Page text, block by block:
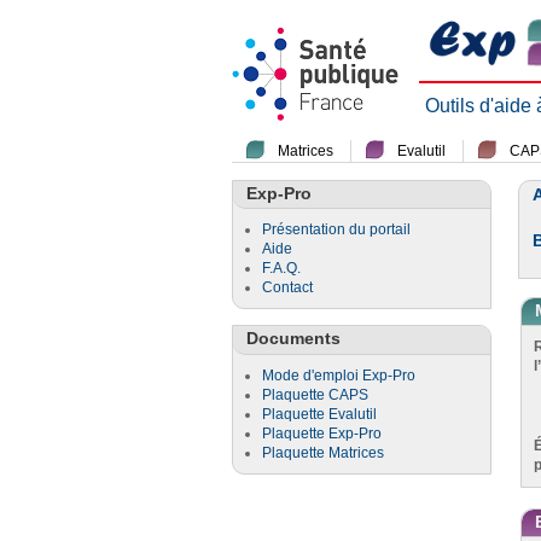
Outils d'aide
Matrices Evalutil
Exp-Pro
Présentation du portail
Aide
F.A.Q.
Contact
Documents
Mode d'emploi Exp-Pro
Plaquette CAPS
Plaquette Evalutil
Plaquette Exp-Pro
Plaquette Matrices